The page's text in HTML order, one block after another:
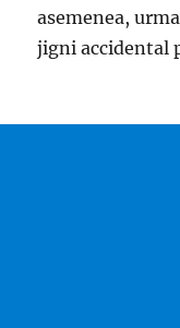
asemenea,
jigni accidental